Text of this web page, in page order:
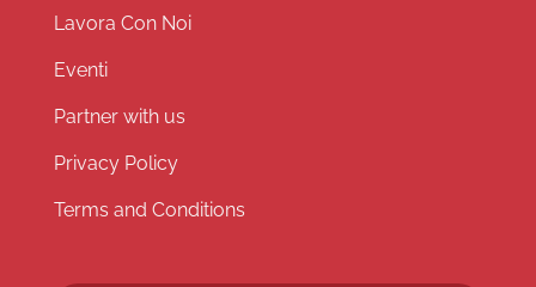
Lavora Con Noi
Eventi
Partner with us
Privacy Policy
Terms and Conditions